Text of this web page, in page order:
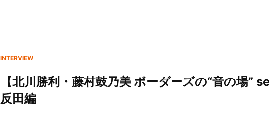
INTERVIEW
【北川勝利・藤村鼓乃美 ボーダーズの“音の場
反田編